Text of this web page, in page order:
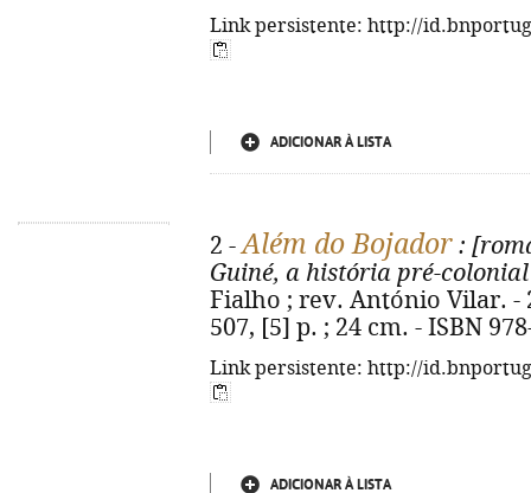
Link persistente: http://
ADICIONAR À LISTA
2 -Além do Bojador :
Guiné, a história pré-
Fialho ; rev. António Vilar. -
507, [5] p. ; 24 cm. - ISBN
Link persistente: http://
ADICIONAR À LISTA